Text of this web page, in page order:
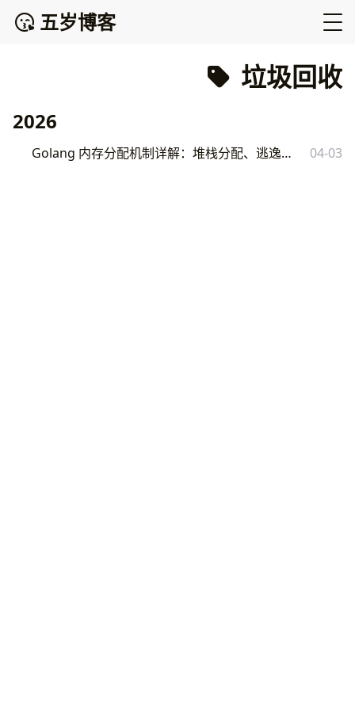
五岁博客
垃圾回收
2026
Golang 内存分配机制详解：堆栈分配、逃逸分析与 GC 垃圾回收原理 04-03